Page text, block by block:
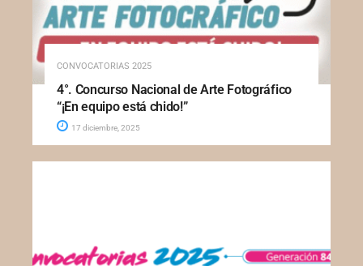
CONVOCATORIAS 2025
4°. Concurso Nacional de Arte Fotográfico
“¡En equipo está chido!”
17 diciembre, 2025